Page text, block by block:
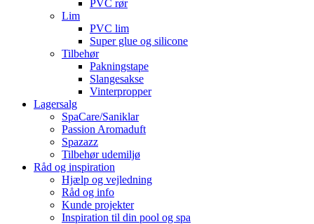
PVC rør
Lim
PVC lim
Super glue og silicone
Tilbehør
Pakningstape
Slangesakse
Vinterpropper
Lagersalg
SpaCare/Saniklar
Passion Aromaduft
Spazazz
Tilbehør udemiljø
Råd og inspiration
Hjælp og vejledning
Råd og info
Kunde projekter
Inspiration til din pool og spa